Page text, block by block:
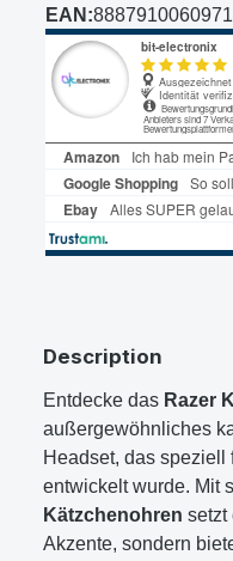
EAN:8887910060971
Description
Entdecke das Razer
außergewöhnliches
Headset, das speziell
entwickelt wurde. Mit
Kätzchenohren setzt
Akzente, sondern